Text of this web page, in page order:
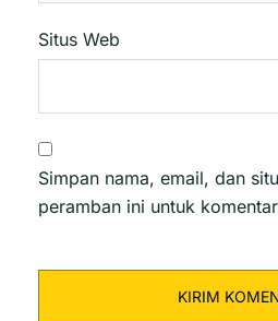
Situs Web
Simpan nama, email, dan
peramban ini untuk